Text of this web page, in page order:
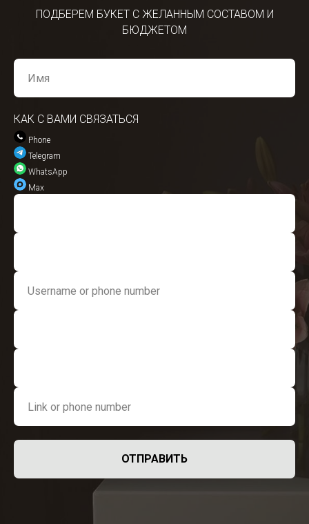
ПОДБЕРЕМ БУКЕТ С ЖЕЛАННЫМ СОСТАВОМ И
БЮДЖЕТОМ
КАК С ВАМИ СВЯЗАТЬСЯ
Phone
Telegram
WhatsApp
Max
ОТПРАВИТЬ